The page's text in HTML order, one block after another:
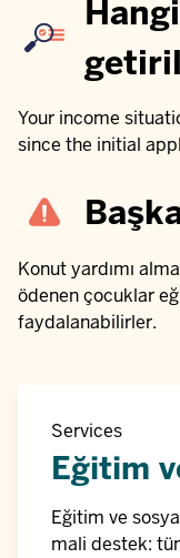
Your income
since the initial
Konut yardımı
ödenen çocuklar
faydalanabilirler.
Services
Eğitim
Eğitim ve
mali destek: